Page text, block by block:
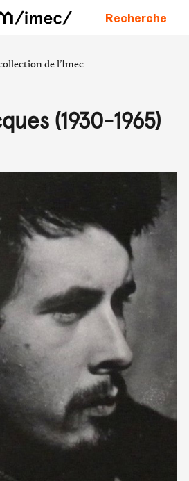
Recherche
de l’Imec
(1930-1965)